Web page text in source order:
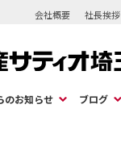
会社概要 社長挨拶
のお知らせ ブログ